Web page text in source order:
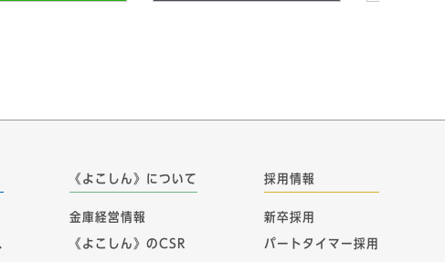
《よこしん》について
金庫経営情報
《よこしん》のCSR
採用情報
新卒採用
パートタイマー採用